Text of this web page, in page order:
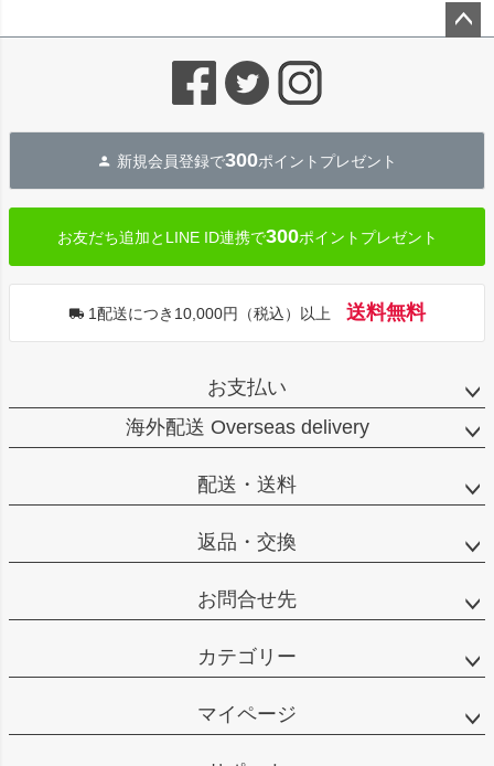
新規会員登録で300ポイントプレゼント
お友だち追加とLINE ID連携で300ポイントプレゼント
1配送につき10,000円（税込）以上 送料無料
お支払い
海外配送 Overseas delivery
配送・送料
返品・交換
お問合せ先
カテゴリー
マイページ